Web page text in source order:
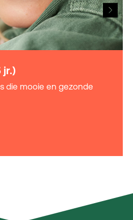
jr.)
die mooie en gezonde